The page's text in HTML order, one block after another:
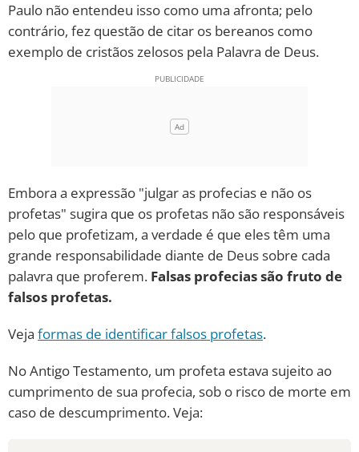
Paulo não entendeu isso como uma afronta; pelo
contrário, fez questão de citar os bereanos como
exemplo de cristãos zelosos pela Palavra de Deus.
Embora a expressão "julgar as profecias e não os
profetas" sugira que os profetas não são responsáveis
pelo que profetizam, a verdade é que eles têm uma
grande responsabilidade diante de Deus sobre cada
palavra que proferem. Falsas profecias são fruto de
falsos profetas.
Veja formas de identificar falsos profetas.
No Antigo Testamento, um profeta estava sujeito ao
cumprimento de sua profecia, sob o risco de morte em
caso de descumprimento. Veja: